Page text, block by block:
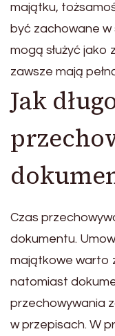
majątku,
być zachowane w
mogą służyć jako
zawsze mają
Jak
Czas
dokumentu.
majątkowe warto
natomiast
przechowywania
w przepisach. W